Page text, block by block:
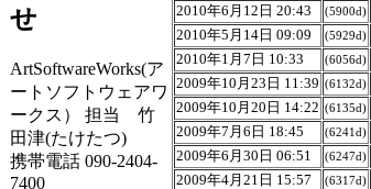
せ
ArtSoftwareWorks(ア
ートソフトウェアワ
ークス） 担当 竹
田津(たけたつ)
携帯電話 090-2404-
7400
2010年6月12日 20:43
(5900d)
2010年5月14日 09:09
(5929d)
2010年1月7日 10:33
(6056d)
2009年10月23日 11:39 (6132d)
2009年10月20日 14:22 (6135d)
2009年7月6日 18:45
(6241d)
2009年6月30日 06:51
(6247d)
2009年4月21日 15:57
(6317d)